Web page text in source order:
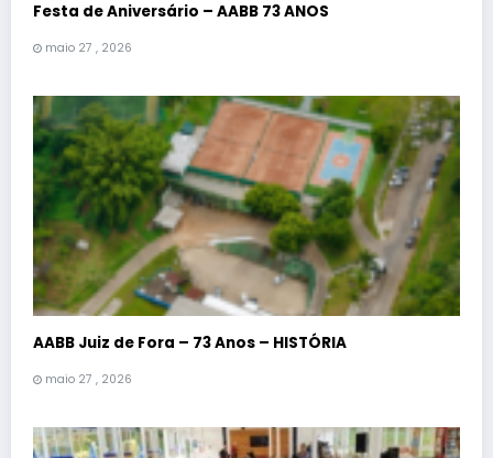
Festa de Aniversário – AABB 73 ANOS
maio 27 , 2026
AABB Juiz de Fora – 73 Anos – HISTÓRIA
maio 27 , 2026